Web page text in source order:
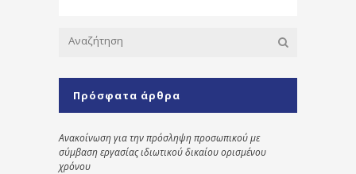
Πρόσφατα άρθρα
Ανακοίνωση για την πρόσληψη προσωπικού με
σύμβαση εργασίας ιδιωτικού δικαίου ορισμένου
χρόνου